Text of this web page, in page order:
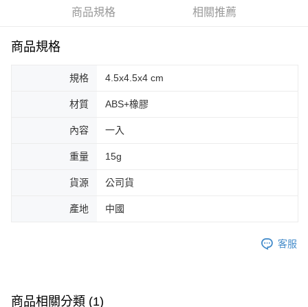
結帳頁面，進行簡訊認證並確認金額後，即可完成結帳。
３．收到繳費通知簡訊後14天內，點擊此簡訊中的連結，可透過四大超商／
ATM／網路銀行／等多元方式進行付款，方視為交易完成。
購買商品的店家。未經商家同意取消之訂單仍視為有效，需透過AFTEE先享
※ 交易是否成功請以「AFTEE先享後付 」之結帳頁面顯示為準，若有關於
客戶支援中心」https://netprotections.freshdesk.com/support/home
１．透過由恩沛科技股份有限公司提供之「AFTEE先享後付」服務完成之交
易，需依本服務之必要範圍內提供個人資料，並將交易相關給付款項請求債
權轉讓予恩沛科技股份有限公司。
２．關於個人資料處理事宜，請瀏覽以下網址：
https://aftee.tw/terms/#terms3
「AFTEE先享後付」，若未經同意申辦者引起之損失，本公司不負相關責
５．嚴禁一人註冊多個帳號或使用他人資訊註冊。若發現惡意使用之情形，
付款後全家取貨
每筆NT$60，滿NT$399(含以上)免運費
付款後7-11取貨
商品規格 相關推薦
商品規格
規格 4.5x4.5x4 cm
材質 ABS+橡膠
內容 一入
重量 15g
貨源 公司貨
產地 中國
客服
商品相關分類 (1)